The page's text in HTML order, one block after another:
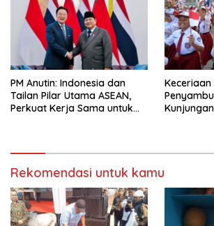
PM Anutin: Indonesia dan
Tailan Pilar Utama ASEAN,
Perkuat Kerja Sama untuk
Rekomendasi untuk kamu